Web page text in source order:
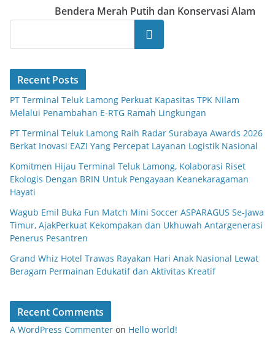
Bendera Merah Putih dan Konservasi Alam
Search
Recent Posts
PT Terminal Teluk Lamong Perkuat Kapasitas TPK Nilam
Melalui Penambahan E-RTG Ramah Lingkungan
PT Terminal Teluk Lamong Raih Radar Surabaya Awards 2026
Berkat Inovasi EAZI Yang Percepat Layanan Logistik Nasional
Komitmen Hijau Terminal Teluk Lamong, Kolaborasi Riset
Ekologis Dengan BRIN Untuk Pengayaan Keanekaragaman
Hayati
Wagub Emil Buka Fun Match Mini Soccer ASPARAGUS Se-Jawa
Timur, AjakPerkuat Kekompakan dan Ukhuwah Antargenerasi
Penerus Pesantren
Grand Whiz Hotel Trawas Rayakan Hari Anak Nasional Lewat
Beragam Permainan Edukatif dan Aktivitas Kreatif
Recent Comments
A WordPress Commenter on Hello world!